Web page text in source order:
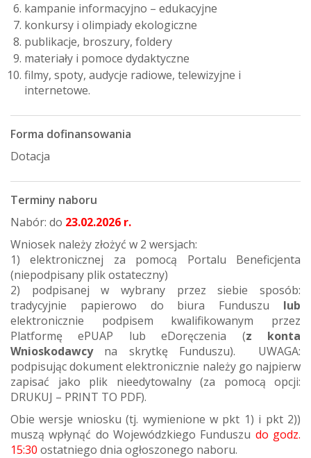
kampanie informacyjno – edukacyjne
konkursy i olimpiady ekologiczne
publikacje, broszury, foldery
materiały i pomoce dydaktyczne
filmy, spoty, audycje radiowe, telewizyjne i
internetowe.
Forma dofinansowania
Dotacja
Terminy naboru
Nabór: do 23.02.2026 r.
Wniosek należy złożyć w 2 wersjach:
1) elektronicznej za pomocą Portalu Beneficjenta
(niepodpisany plik ostateczny)
2) podpisanej w wybrany przez siebie sposób:
tradycyjnie papierowo do biura Funduszu lub
elektronicznie podpisem kwalifikowanym przez
Platformę ePUAP lub eDoręczenia (z konta
Wnioskodawcyna skrytkę Funduszu). UWAGA:
podpisując dokument elektronicznie należy go najpierw
zapisać jako plik nieedytowalny (za pomocą opcji:
DRUKUJ – PRINT TO PDF).
Obie wersje wniosku (tj. wymienione w pkt 1) i pkt 2))
muszą wpłynąć do Wojewódzkiego Funduszu do godz.
15:30 ostatniego dnia ogłoszonego naboru.